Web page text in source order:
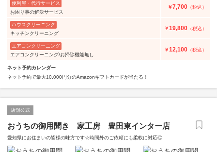
便利屋・代行サービス
お困り事の解決サービス
￥7,700 （税込）
ハウスクリーニング
キッチンクリーニング
￥19,800 （税込）
エアコンクリーニング
エアコンクリーニング/お掃除機能無し
￥12,100 （税込）
ネット予約カレンダー
ネット予約で最大10,000円分のAmazonギフトカードが当たる！
店舗公式
おうちの御用聞き 家工房 豊田東インター店
愛知県にお住まいの皆様の味方です☆時間外のご依頼にも柔軟に対応◎